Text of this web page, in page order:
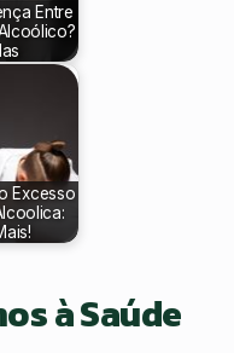
Entre
Excesso
à Saúde